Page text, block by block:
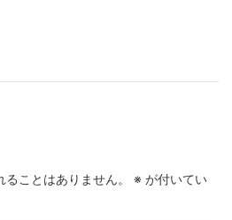
ことはありません。 ※ が付いてい